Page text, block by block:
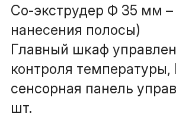
Со-экструдер Ф 35 мм –
нанесения полосы)
Главный шкаф
контроля
сенсорная панель
шт.